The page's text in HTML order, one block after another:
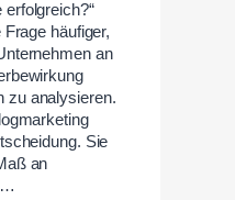
erfolgreich?“
häufiger,
an
zu analysieren.
Sie
an